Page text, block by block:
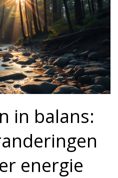
in balans:
energie